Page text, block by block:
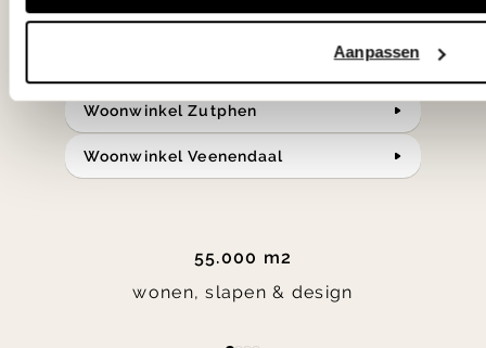
Aanpassen
Bekijk onze openingstijden en
Woonwinkel Zutphen
Woonwinkel Veenendaal
55.000 m2
wonen, slapen & design